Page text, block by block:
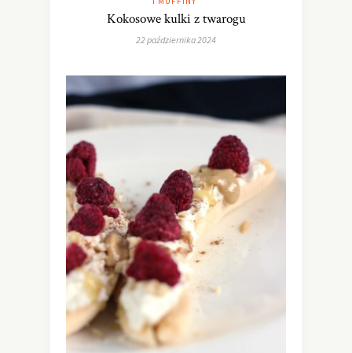
Kokosowe kulki z twarogu
22 października 2024